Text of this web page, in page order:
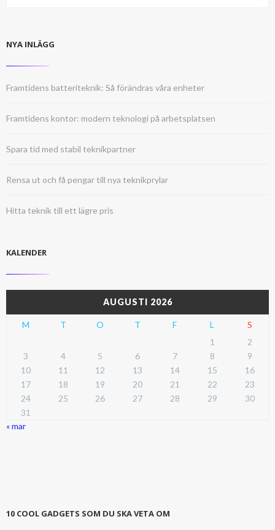
NYA INLÄGG
Framtidens batteriteknik: Så förändras våra enheter
Framtidens kontor: modern teknologi på arbetsplatsen
Spara tid med stabil teknikpartner
Rensa ut och få pengar till nya teknikprylar
Hitta teknik till ett lägre pris
KALENDER
AUGUSTI 2026
M T O T F L
S
1
2
3
4 5 6 7 8
9
10
11 12 13 14 15
16
17
18 19 20 21 22
23
24
25 26 27 28 29
30
31
« mar
10 COOL GADGETS SOM DU SKA VETA OM